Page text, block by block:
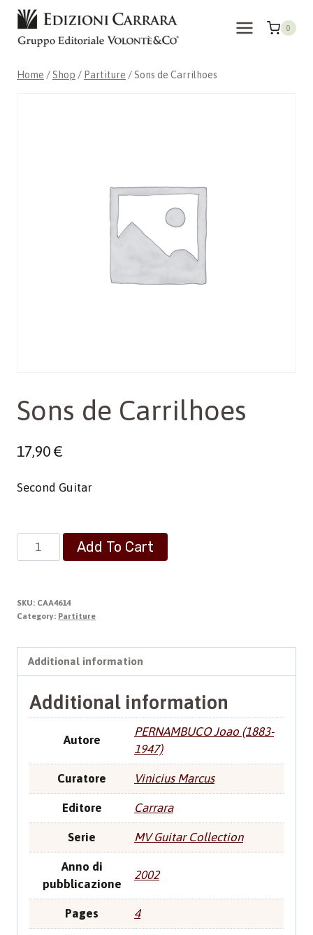
Skip
content
0
Home / Shop / Partiture / Sons de Carrilhoes
Sons de Carrilhoes
17,90€
Second Guitar
Sons
de
quantity
Add To Cart
SKU: CAA4614
Category: Partiture
Additional information
Additional information
Autore
PERNAMBUCO Joao (1883-
1947)
Curatore Vinicius Marcus
Editore Carrara
Serie MV Guitar Collection
Anno di
pubblicazione
2002
Pages 4